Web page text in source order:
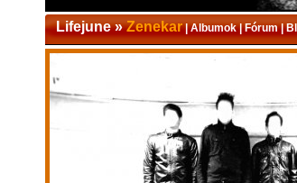
Lifejune »Zenekar|Albumok|Fórum|